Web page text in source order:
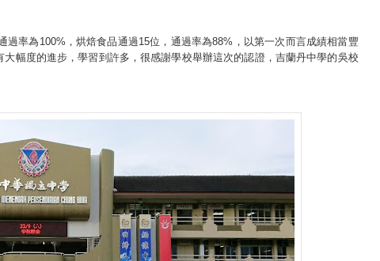
率為100%，烘焙食品通過15位，通過率為88%，以第一次而言成績相當豐
幅度的進步，學習到許多，很感謝學校舉辦這次的認證，吉蘭丹中學的吳校